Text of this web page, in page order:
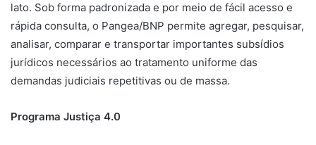
lato. Sob forma padronizada e por meio de fácil acesso e
rápida consulta, o Pangea/BNP permite agregar, pesquisar,
analisar, comparar e transportar importantes subsídios
jurídicos necessários ao tratamento uniforme das
demandas judiciais repetitivas ou de massa.
Programa Justiça 4.0